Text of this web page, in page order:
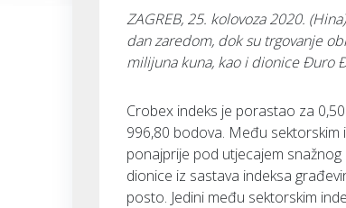
ZAGREB, 25. kolovoza 2020.
dan zaredom, dok su trgovanje
milijuna kuna, kao i dionice Đuro
Crobex indeks je porastao za
996,80 bodova. Među
ponajprije pod utjecajem
dionice iz sastava indeksa
posto. Jedini među sektorskim